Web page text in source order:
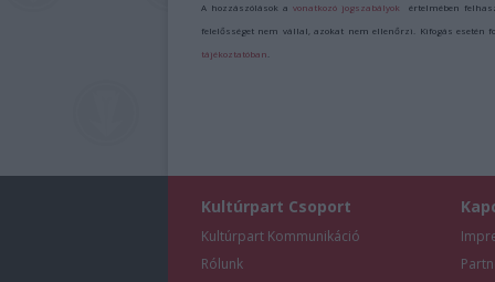
A hozzászólások avonatkozó jogszabályok értelmében
felelősséget nem vállal, azokat nem ellenőrzi. Kifogás esetén
tájékoztatóban
Kultúrpart Csoport
Kultúrpart Kommunikáció
Rólunk